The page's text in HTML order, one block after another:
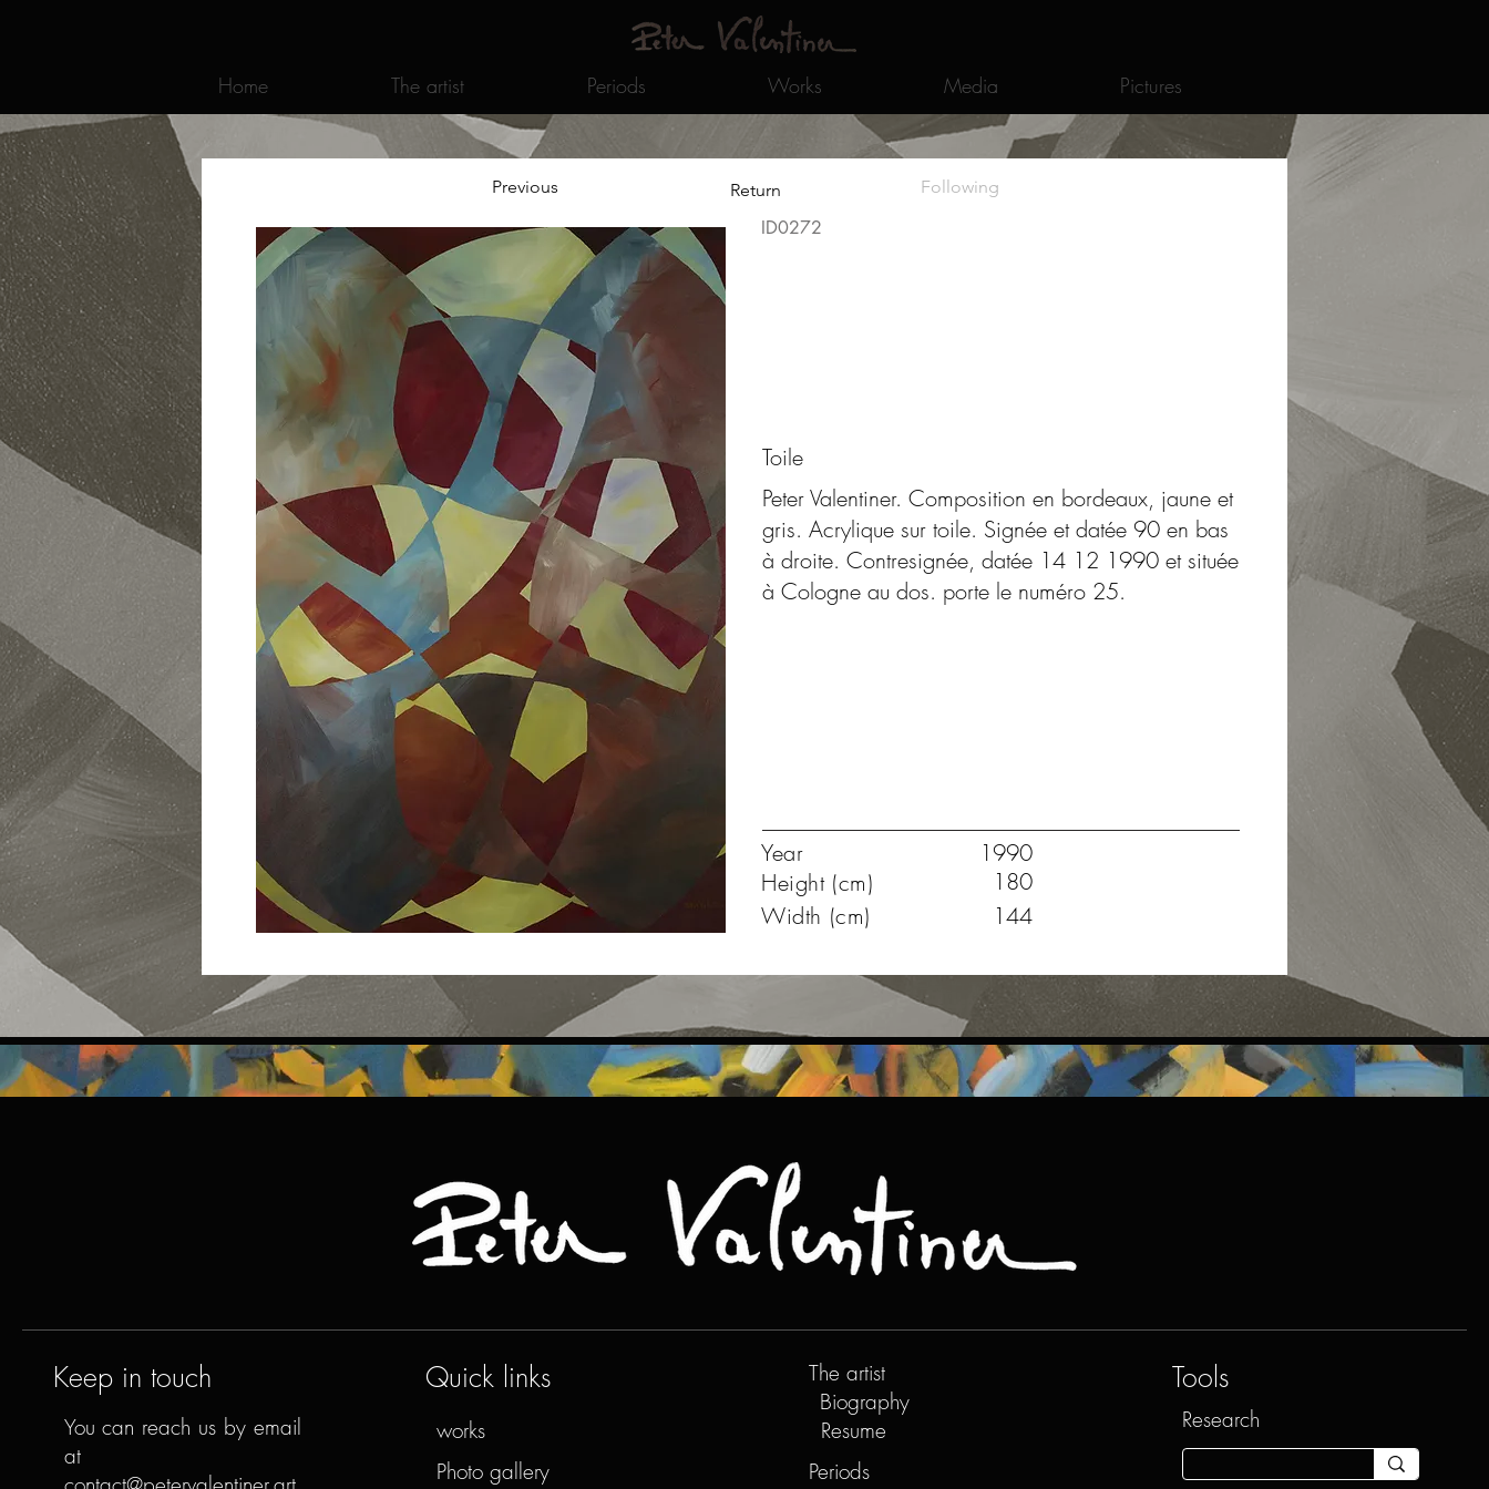
Home The artist Periods Works Media Pictures
Previous Return Following
ID0272
Toile
Peter Valentiner. Composition en bordeaux, jaune et
gris. Acrylique sur toile. Signée et datée 90 en bas
à droite. Contresignée, datée 14 12 1990 et située
à Cologne au dos. porte le numéro 25.
Year
1990
Height (cm)
180
Width (cm)
144
Keep in touch
You can reach us by email
at
Quick links
works
Photo gallery
The artist
Biography
Resume
Periods
Tools
Research